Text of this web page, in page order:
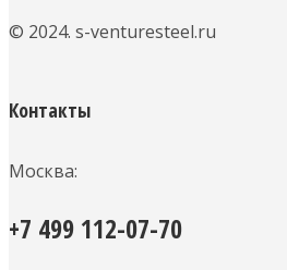
© 2024. s-venturesteel.ru
Контакты
Москва:
+7 499 112-07-70